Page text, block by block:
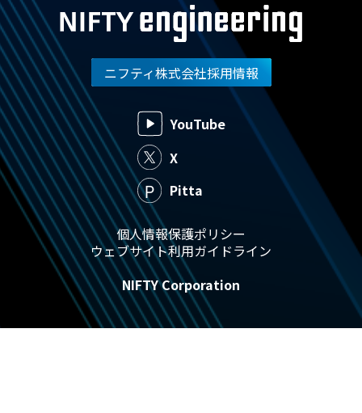
ニフティ株式会社採用情報
YouTube
X
Pitta
個人情報保護ポリシー
ウェブサイト利用ガイドライン
NIFTY Corporation